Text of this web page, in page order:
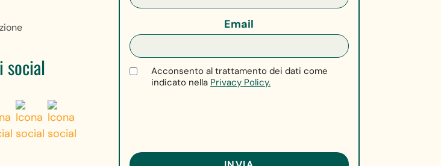
social
Email
Acconsento al trattamento dei dati come
indicato nella Privacy Policy.